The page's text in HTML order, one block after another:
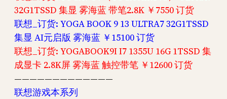
32G1TSSD 集显 雾海蓝 带笔2.8K ￥7550 订货
联想_订货: YOGA BOOK 9 13 ULTRA7 32G1TSSD
集显 AI元启版 雾海蓝 ￥15100 订货
联想_订货: YOGABOOK9I I7 1355U 16G 1TSSD 集
成显卡 2.8K屏 雾海蓝 触控带笔 ￥12600 订货
—————————————
联想游戏本系列